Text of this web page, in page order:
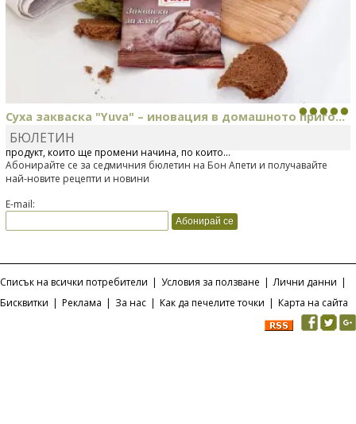
Суха закваска "Yuva" – иновация в домашното приго...
Отскоро Лесафр България стартира предлагането на изцяло нов
продукт, който ще промени начина, по който...
БЮЛЕТИН
Абонирайте се за седмичния бюлетин на Бон Апети и получавайте
най-новите рецепти и новини
E-mail:
Списък на всички потребители | Условия за ползване | Лични данни |
Бисквитки | Реклама | За нас | Как да печелите точки | Карта на сайта